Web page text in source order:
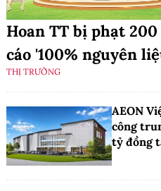
Hoan TT bị phạt
cáo '100% nguyên
THỊ TRƯỜNG
AEON
công
tỷ đồng